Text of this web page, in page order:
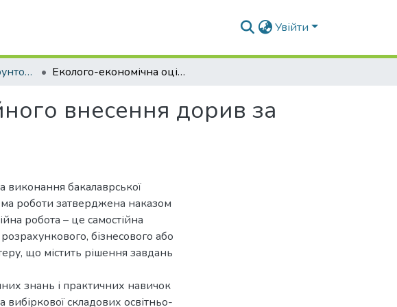
Увійти
ОПП "Агрохімія і ґрунтознавство" Еколого-економічна оцінка диференційного внесення дорив за вирощування соняшнику
внесення дорив за
виконання бакалаврської
роботи затверджена наказом
робота – це самостійна
бізнесового або
що містить рішення завдань
знань і практичних навичок
вибіркової складових освітньо-